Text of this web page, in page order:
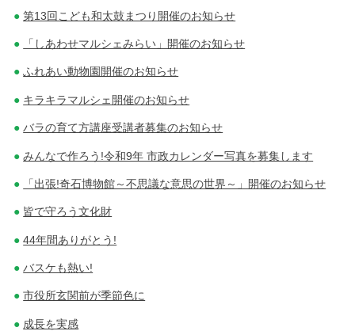
第13回こども和太鼓まつり開催のお知らせ
「しあわせマルシェみらい」開催のお知らせ
ふれあい動物園開催のお知らせ
キラキラマルシェ開催のお知らせ
バラの育て方講座受講者募集のお知らせ
みんなで作ろう!令和9年 市政カレンダー写真を募集します
「出張!奇石博物館～不思議な意思の世界～」開催のお知らせ
皆で守ろう文化財
44年間ありがとう!
バスケも熱い!
市役所玄関前が季節色に
成長を実感